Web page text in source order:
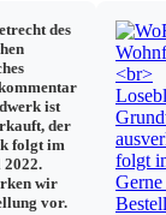
des
ist
der
folgt im
wir
vor.